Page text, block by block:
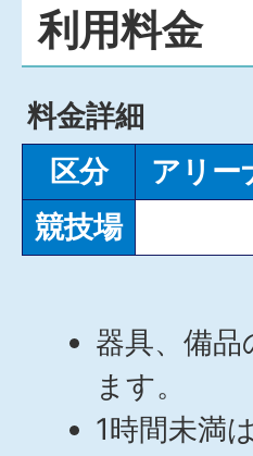
利用料金
料金詳細
区分
アリー
競技場
器具、備
ます。
1時間未満